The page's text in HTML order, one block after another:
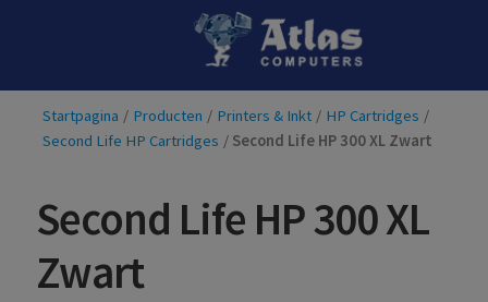
Ga
naar
navigatie
Ga
de
inhoud
Startpagina / Producten / Printers & Inkt / HP Cartridges /
Second Life HP Cartridges / Second Life HP 300 XL Zwart
Second Life HP 300 XL
Zwart